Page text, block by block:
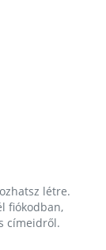
létre.
fiókodban,
címeidről.